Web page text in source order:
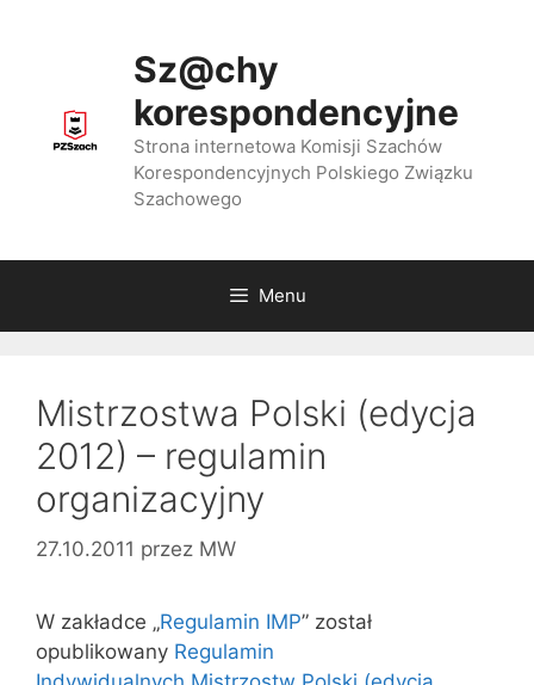
Sz@chy
korespondencyjne
Strona internetowa Komisji Szachów
Korespondencyjnych Polskiego Związku
Szachowego
Menu
Mistrzostwa Polski (edycja
2012) – regulamin
organizacyjny
27.10.2011 przez MW
W zakładce „Regulamin IMP” został
opublikowany Regulamin